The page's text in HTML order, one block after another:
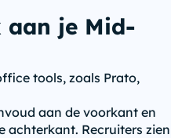
aan je Mid-
tools, zoals Prato,
aan de voorkant en
achterkant. Recruiters zien